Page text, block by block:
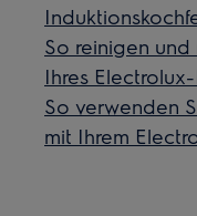
So reinigen
Ihres
So verwenden
mit Ihrem